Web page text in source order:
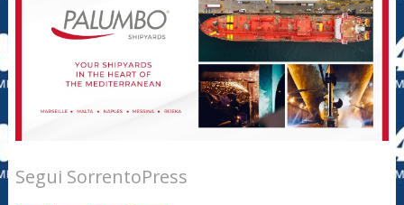
Segui SorrentoPress